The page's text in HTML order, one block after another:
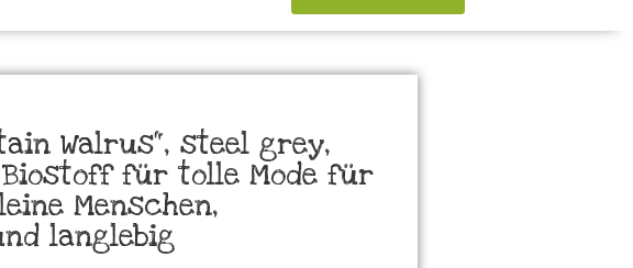
Walrus“, steel grey,
für tolle Mode für
Menschen,
langlebig